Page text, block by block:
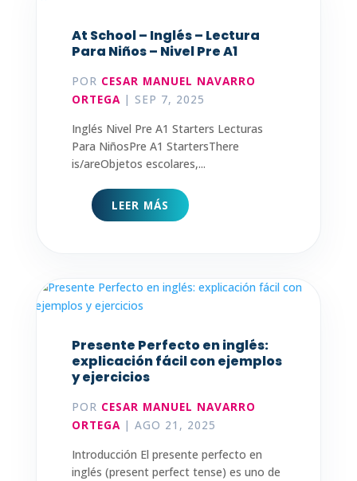
At School – Inglés – Lectura
Para Niños – Nivel Pre A1
POR CESAR MANUEL NAVARRO
ORTEGA| SEP 7, 2025
Inglés Nivel Pre A1 Starters Lecturas
Para NiñosPre A1 StartersThere
is/areObjetos escolares,...
LEER MÁS
Presente Perfecto en inglés:
explicación fácil con ejemplos
y ejercicios
POR CESAR MANUEL NAVARRO
ORTEGA| AGO 21, 2025
Introducción El presente perfecto en
inglés (present perfect tense) es uno de